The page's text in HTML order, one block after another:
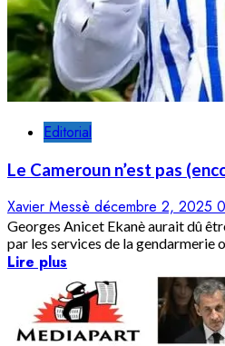
Editorial
Le Cameroun n’est pas
Xavier Messè décembre 2, 2025 0
Georges Anicet Ekanè aurait dû
par les services de la gendarmerie
Lire plus